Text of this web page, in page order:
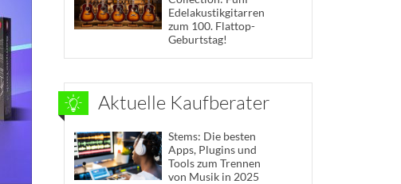
Edelakustikgitarren
zum 100. Flattop-
Geburtstag!
Aktuelle Kaufberater
Stems: Die besten
Apps, Plugins und
Tools zum Trennen
von Musik in 2025